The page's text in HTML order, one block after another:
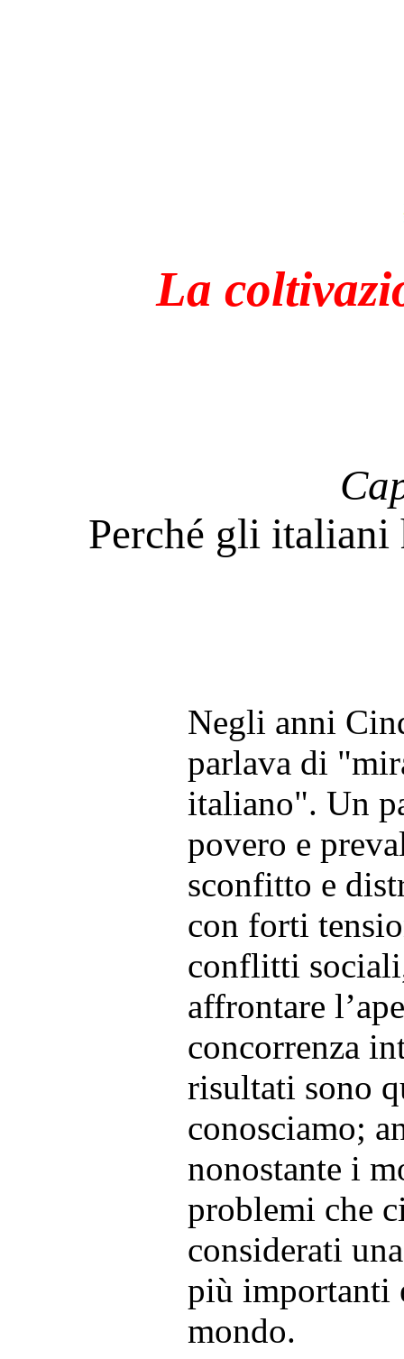
La
Perché gli
Negli anni
parlava di
italiano". Un
povero e
sconfitto e
con forti
conflitti
affrontare
concorrenza
risultati sono
conosciamo;
nonostante i
problemi che
considerati
più importanti
mondo.